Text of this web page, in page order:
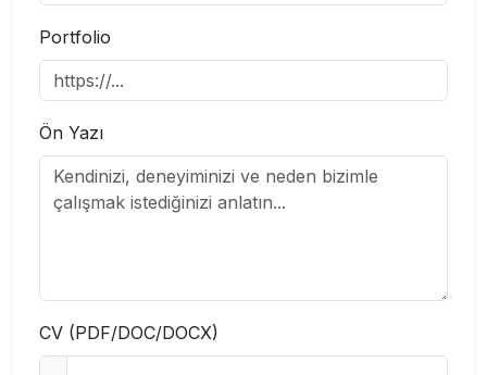
Portfolio
Ön Yazı
CV (PDF/DOC/DOCX)